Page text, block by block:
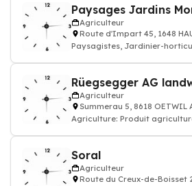
Paysages Jardins
Agriculteur
Route d'Impart 45, 1648
Paysagistes, Jardinier-
Rüegsegger AG
Agriculteur
Summerau 5, 8618 OETWIL
Agriculture: Produit
Soral
Agriculteur
Route du Creux-de-Boisset